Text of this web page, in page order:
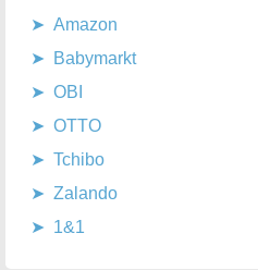
Amazon
Babymarkt
OBI
OTTO
Tchibo
Zalando
1&1